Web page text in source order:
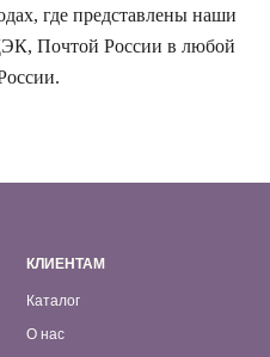
где представлены наши
Почтой России в любой
КЛИЕНТАМ
Каталог
О нас